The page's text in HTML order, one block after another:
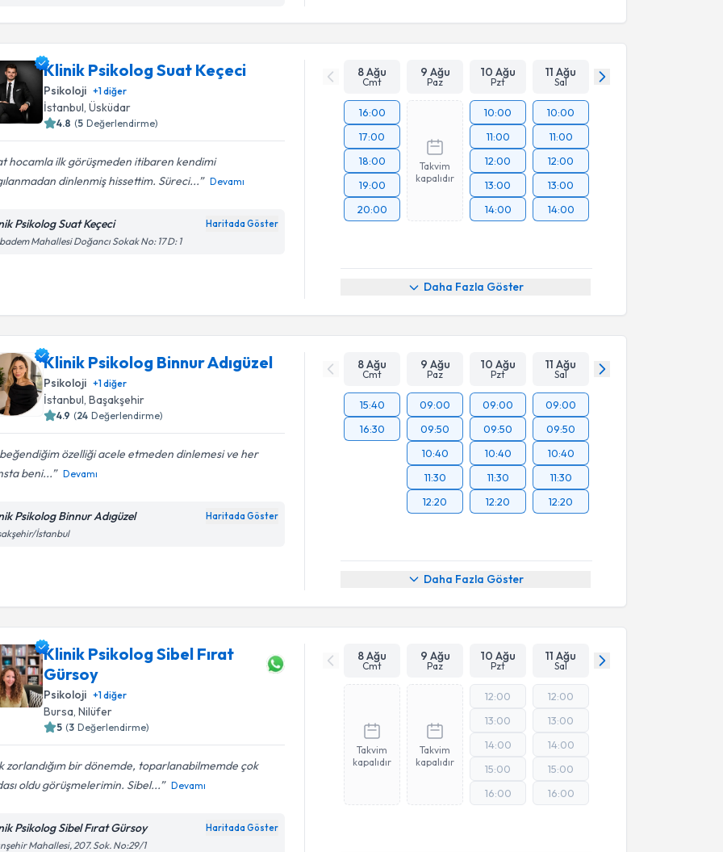
Klinik Psikolog Suat Keçeci
Psikoloji +1diğer
İstanbul, Üsküdar
4.8 (5 Değerlendirme)
hocamla ilk görüşmeden itibaren kendimi
dinlenmiş hissettim. Süreci...
Devamı
Psikolog Suat Keçeci Haritada Göster
Mahallesi Doğancı Sokak No: 17 D: 1
8 Ağu
Cmt
9 Ağu
Paz
10 Ağu
Pzt
11 Ağu
Sal
16:00
17:00
18:00
19:00
20:00
Takvim
kapalıdır
10:00
11:00
12:00
13:00
14:00
10:00
11:00
12:00
13:00
14:00
Daha Fazla Göster
Klinik Psikolog Binnur Adıgüzel
Psikoloji +1diğer
İstanbul , Başakşehir
4.9 (24 Değerlendirme)
özelliği acele etmeden dinlemesi ve her
beni...
Devamı
Psikolog Binnur Adıgüzel Haritada Göster
İstanbul
8 Ağu
Cmt
9 Ağu
Paz
10 Ağu
Pzt
11 Ağu
Sal
15:40
16:30
09:00
09:50
10:40
11:30
12:20
09:00
09:50
10:40
11:30
12:20
09:00
09:50
10:40
11:30
12:20
Daha Fazla Göster
Klinik Psikolog Sibel Fırat
Gürsoy
Psikoloji +1diğer
Bursa, Nilüfer
5 (3 Değerlendirme)
zorlandığım bir dönemde, toparlanabilmemde çok
oldu görüşmelerimin. Sibel...
Devamı
Psikolog Sibel Fırat Gürsoy Haritada Göster
Mahallesi, 207. Sok. No:29/1
8 Ağu
Cmt
9 Ağu
Paz
10 Ağu
Pzt
11 Ağu
Sal
Takvim
kapalıdır
Takvim
kapalıdır
12:00
13:00
14:00
15:00
16:00
12:00
13:00
14:00
15:00
16:00